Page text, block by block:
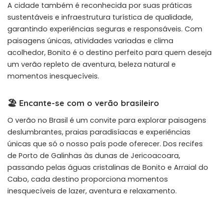
A cidade também é reconhecida por suas práticas
sustentáveis e infraestrutura turística de qualidade,
garantindo experiências seguras e responsáveis. Com
paisagens únicas, atividades variadas e clima
acolhedor, Bonito é o destino perfeito para quem deseja
um verão repleto de aventura, beleza natural e
momentos inesquecíveis.
🏖️ Encante-se com o verão brasileiro
O verão no Brasil é um convite para explorar paisagens
deslumbrantes, praias paradisíacas e experiências
únicas que só o nosso país pode oferecer. Dos recifes
de Porto de Galinhas às dunas de Jericoacoara,
passando pelas águas cristalinas de Bonito e Arraial do
Cabo, cada destino proporciona momentos
inesquecíveis de lazer, aventura e relaxamento.